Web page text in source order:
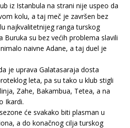
iz Istanbula na strani nije uspeo da
kolu, a taj meč je završen bez
najkvalitetnijeg ranga turskog
Buruka su bez većih problema slavili
naivne Adane, a taj duel je
je uprava Galatasaraja dosta
leta, pa su tako u klub stigli
Zahe, Bakambua, Tetea, a na
Ikardi.
će svakako biti plasman u
a do konačnog cilja turskog